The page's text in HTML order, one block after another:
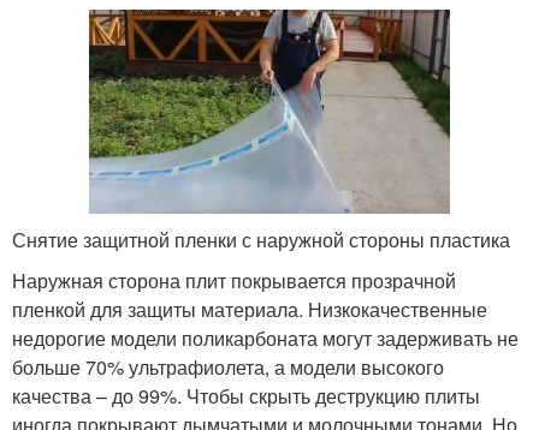
Снятие защитной пленки с наружной стороны пластика
Наружная сторона плит покрывается прозрачной
пленкой для защиты материала. Низкокачественные
недорогие модели поликарбоната могут задерживать не
больше 70% ультрафиолета, а модели высокого
качества – до 99%. Чтобы скрыть деструкцию плиты
иногда покрывают дымчатыми и молочными тонами. Но